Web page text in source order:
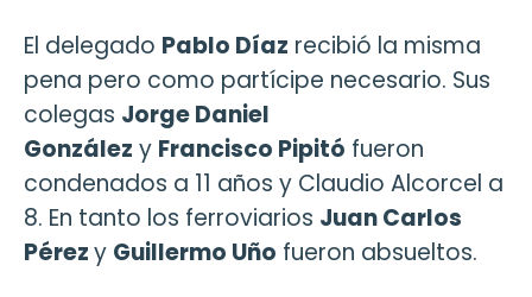
El delegado Pablo Díaz recibió la misma
pena pero como partícipe necesario. Sus
colegas Jorge Daniel
González y Francisco Pipitó fueron
condenados a 11 años y Claudio Alcorcel a
8. En tanto los ferroviarios Juan Carlos
Pérezy Guillermo Uño fueron absueltos.